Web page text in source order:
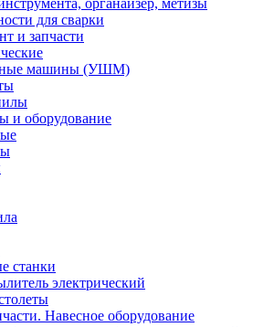
органайзер, метизы
для сварки
и запчасти
машины (УШМ)
и оборудование
станки
электрический
Навесное оборудование